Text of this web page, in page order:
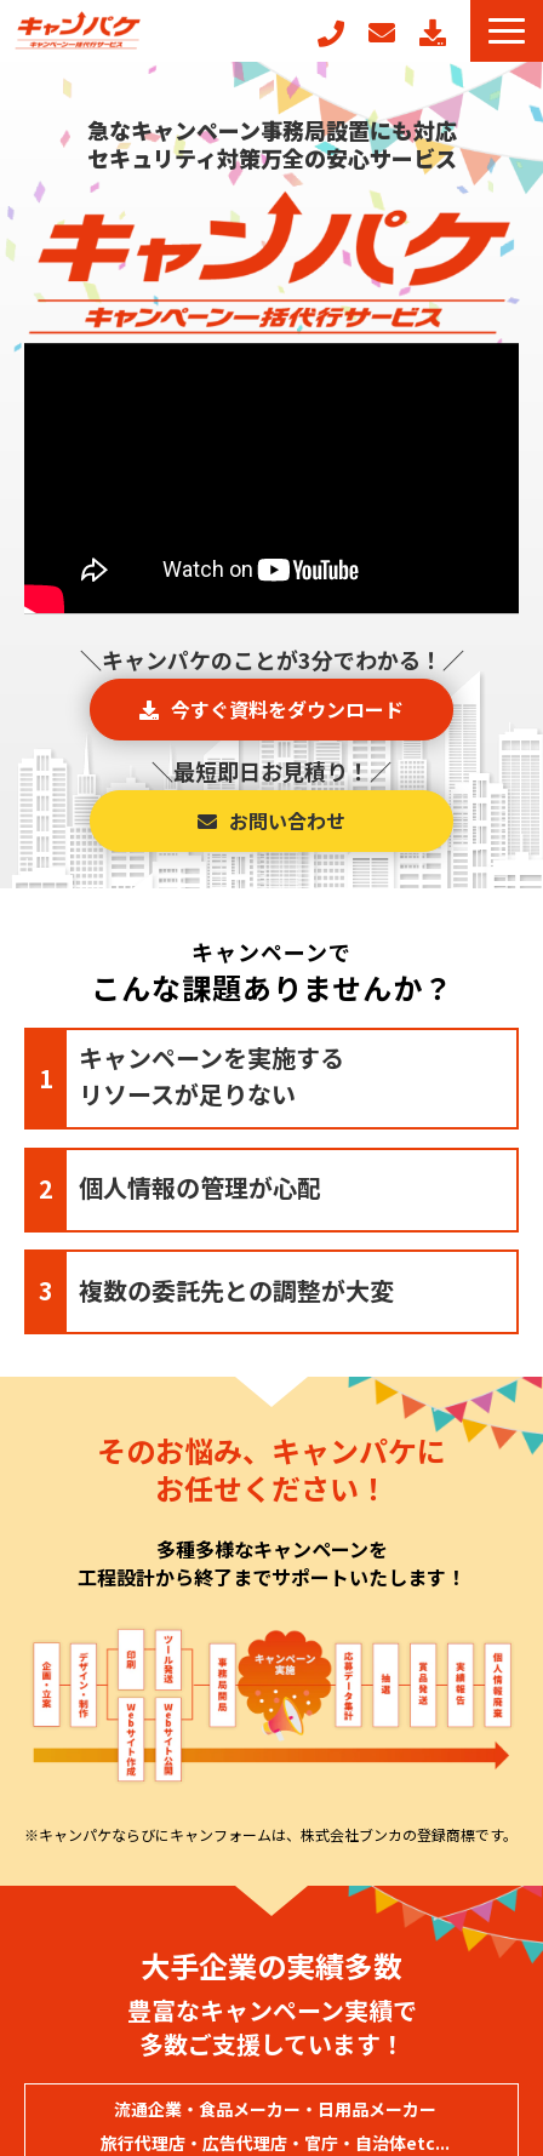
キャンペーン事務局代行
キャンフォーム
キャンガチャ
販促ノベルティ製作
POSレジ連動キャンペーン
キャンペーン事例
お役立ちコラム
急なキャンペーン事務局設置にも対応
セキュリティ対策万全の安心サービス
＼キャンパケのことが3分でわかる！／
今すぐ資料をダウンロード
＼最短即日お見積り！／
お問い合わせ
キャンペーンで
こんな課題ありませんか？
1
キャンペーンを実施する
リソースが足りない
2 個人情報の管理が心配
3 複数の委託先との調整が大変
そのお悩み、キャンパケに
お任せください！
多種多様なキャンペーンを
工程設計から終了までサポートいたします！
※キャンパケならびにキャンフォームは、株式会社ブンカの登録商標です。
大手企業の実績多数
豊富なキャンペーン実績で
多数ご支援しています！
流通企業・食品メーカー・日用品メーカー
旅行代理店・広告代理店・官庁・自治体etc...